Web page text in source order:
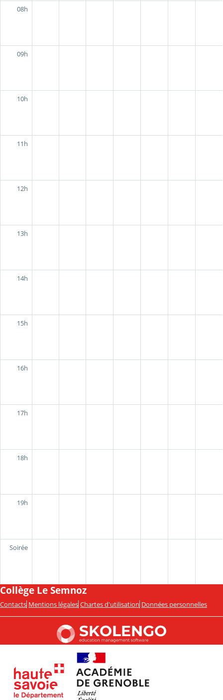
08h
09h
10h
11h
12h
13h
14h
15h
16h
17h
18h
19h
Soirée
Collège Le Semnoz
Contacts Mentions légales Chartes d'utilisation Données personnelles